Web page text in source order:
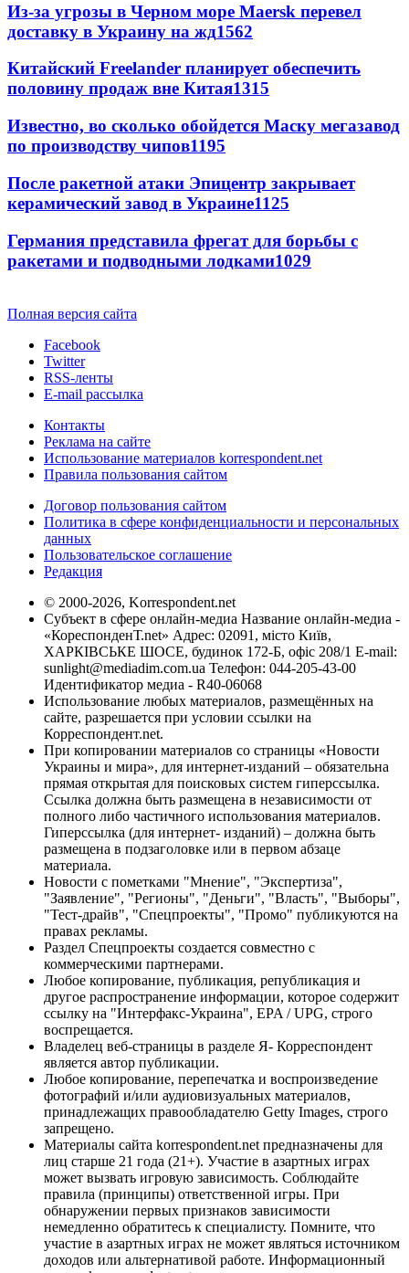
Из-за угрозы в Черном море Maersk перевел
доставку в Украину на жд1562
Китайский Freelander планирует обеспечить
половину продаж вне Китая1315
Известно, во сколько обойдется Маску мегазавод
по производству чипов1195
После ракетной атаки Эпицентр закрывает
керамический завод в Украине1125
Германия представила фрегат для борьбы с
ракетами и подводными лодками1029
Полная версия сайта
Facebook
Twitter
RSS-ленты
E-mail рассылка
Контакты
Реклама на сайте
Использование материалов korrespondent.net
Правила пользования сайтом
Договор пользования сайтом
Политика в сфере конфиденциальности и персональных
данных
Пользовательское соглашение
Редакция
© 2000-2026, Korrespondent.net
Субъект в сфере онлайн-медиа Название онлайн-медиа -
«КореспонденТ.net» Адрес: 02091, місто Київ,
ХАРКІВСЬКЕ ШОСЕ, будинок 172-Б, офіс 208/1 E-mail:
sunlight@mediadim.com.ua Телефон: 044-205-43-00
Идентификатор медиа - R40-06068
Использование любых материалов, размещённых на
сайте, разрешается при условии ссылки на
Корреспондент.net.
При копировании материалов со страницы «Новости
Украины и мира», для интернет-изданий – обязательна
прямая открытая для поисковых систем гиперссылка.
Ссылка должна быть размещена в независимости от
полного либо частичного использования материалов.
Гиперссылка (для интернет- изданий) – должна быть
размещена в подзаголовке или в первом абзаце
материала.
Новости с пометками "Мнение", "Экспертиза",
"Заявление", "Регионы", "Деньги", "Власть", "Выборы",
"Тест-драйв", "Спецпроекты", "Промо" публикуются на
правах рекламы.
Раздел Спецпроекты создается совместно с
коммерческими партнерами.
Любое копирование, публикация, републикация и
другое распространение информации, которое содержит
ссылку на "Интерфакс-Украина", EPA / UPG, строго
воспрещается.
Владелец веб-страницы в разделе Я- Корреспондент
является автор публикации.
Любое копирование, перепечатка и воспроизведение
фотографий и/или аудиовизуальных материалов,
принадлежащих правообладателю Getty Images, строго
запрещено.
Материалы сайта korrespondent.net предназначены для
лиц старше 21 года (21+). Участие в азартных играх
может вызвать игровую зависимость. Соблюдайте
правила (принципы) ответственной игры. При
обнаружении первых признаков зависимости
немедленно обратитесь к специалисту. Помните, что
участие в азартных играх не может являться источником
доходов или альтернативой работе. Информационный